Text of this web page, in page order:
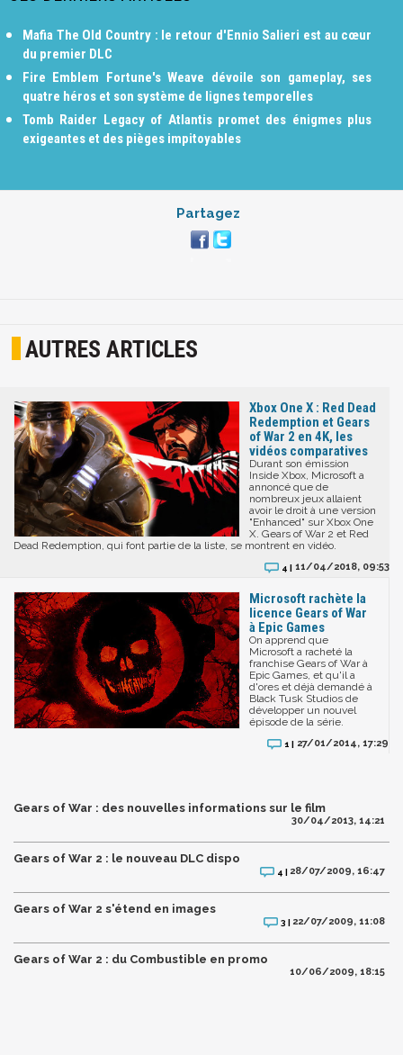
Mafia The Old Country : le retour d'Ennio Salieri est au cœur
du premier DLC
Fire Emblem Fortune's Weave dévoile son gameplay, ses
quatre héros et son système de lignes temporelles
Tomb Raider Legacy of Atlantis promet des énigmes plus
exigeantes et des pièges impitoyables
Partagez
AUTRES ARTICLES
Xbox One X : Red Dead
Redemption et Gears
of War 2 en 4K, les
vidéos comparatives
Durant son émission
Inside Xbox, Microsoft a
annoncé que de
nombreux jeux allaient
avoir le droit à une version
"Enhanced" sur Xbox One
X. Gears of War 2 et Red
Dead Redemption, qui font partie de la liste, se montrent en vidéo.
4 | 11/04/2018, 09:53
Microsoft rachète la
licence Gears of War
à Epic Games
On apprend que
Microsoft a racheté la
franchise Gears of War à
Epic Games, et qu'il a
d'ores et déjà demandé à
Black Tusk Studios de
développer un nouvel
épisode de la série.
1 | 27/01/2014, 17:29
Gears of War : des nouvelles informations sur le film
30/04/2013, 14:21
Gears of War 2 : le nouveau DLC dispo
4 | 28/07/2009, 16:47
Gears of War 2 s'étend en images
3 | 22/07/2009, 11:08
Gears of War 2 : du Combustible en promo
10/06/2009, 18:15